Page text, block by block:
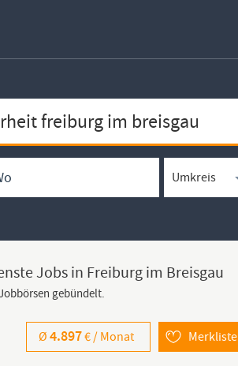
Jobs in Freiburg im Breisgau
gebündelt.
Merkliste
Ø4.897€ / Monat